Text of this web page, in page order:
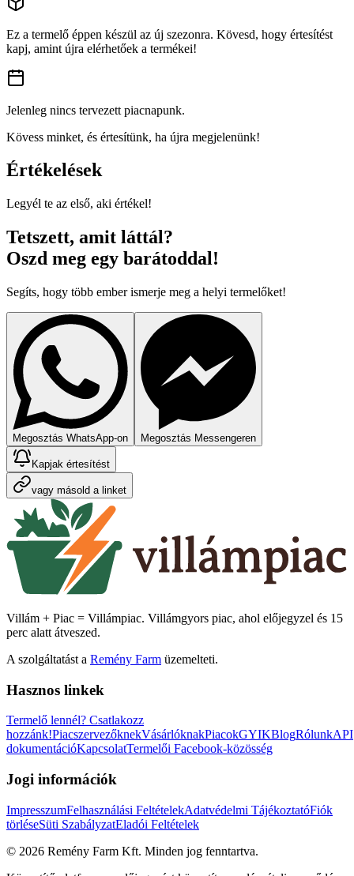
Ez a termelő éppen készül az új szezonra. Kövesd, hogy értesítést
kapj, amint újra elérhetőek a termékei!
Jelenleg nincs tervezett piacnapunk.
Kövess minket, és értesítünk, ha újra megjelenünk!
Értékelések
Legyél te az első, aki értékel!
Tetszett, amit láttál?
Oszd meg egy barátoddal!
Segíts, hogy több ember ismerje meg a helyi termelőket!
Megosztás WhatsApp-on Megosztás Messengeren
Kapjak értesítést
vagy másold a linket
Villám + Piac = Villámpiac. Villámgyors piac, ahol előjegyzel és 15
perc alatt átveszed.
A szolgáltatást a Remény Farm üzemelteti.
Hasznos linkek
Termelő lennél? Csatlakozz
hozzánk!PiacszervezőknekVásárlóknakPiacokGYIKBlogRólunkAPI
dokumentációKapcsolatTermelői Facebook-közösség
Jogi információk
ImpresszumFelhasználási FeltételekAdatvédelmi TájékoztatóFiók
törléseSüti SzabályzatEladói Feltételek
© 2026 Remény Farm Kft. Minden jog fenntartva.